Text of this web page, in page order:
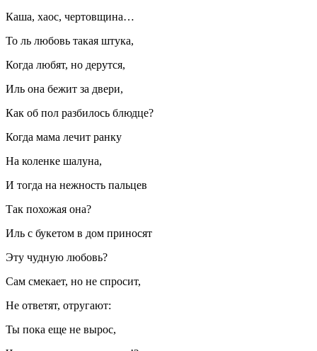
Каша, хаос, чертовщина…
То ль любовь такая штука,
Когда любят, но дерутся,
Иль она бежит за двери,
Как об пол разбилось блюдце?
Когда мама лечит ранку
На коленке шалуна,
И тогда на нежность пальцев
Так похожая она?
Иль с букетом в дом приносят
Эту чудную любовь?
Сам смекает, но не спросит,
Не ответят, отругают:
Ты пока еще не вырос,